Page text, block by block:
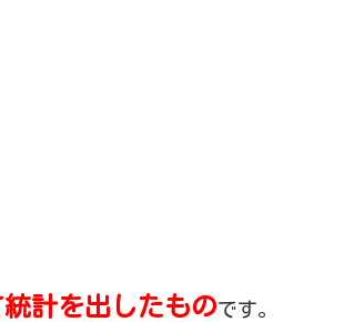
計を出したものです。